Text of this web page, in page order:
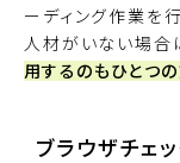
ーディング作業を
人材がいない場合
用するのもひとつ
ブラウザチェッ